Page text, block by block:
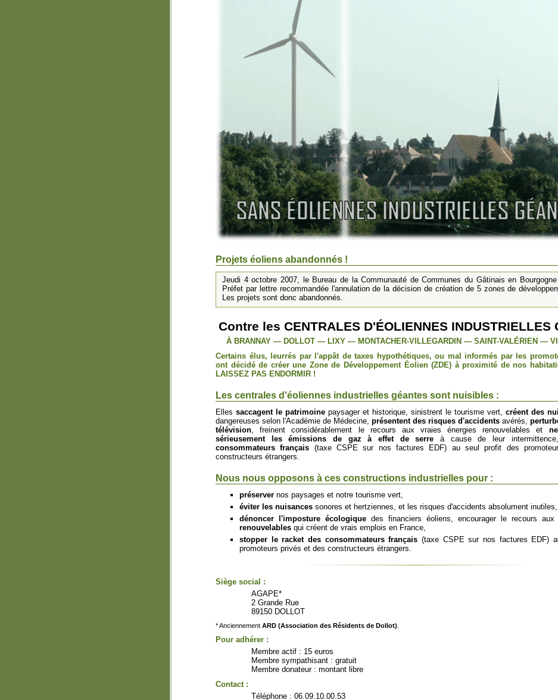
Projets éoliens abandonnés !
Jeudi 4 octobre 2007, le Bureau de la Communauté de Communes du Gâtinais en
Préfet par lettre recommandée l'annulation de la décision de création de 5 zones de
Les projets sont donc abandonnés.
Contre les CENTRALES D'ÉOLIENNES INDUSTRIELLES
À BRANNAY — DOLLOT — LIXY — MONTACHER-VILLEGARDIN — SAINT-VALÉRIEN —
Certains élus, leurrés par l'appât de taxes hypothétiques, ou mal informés par les
ont décidé de créer une Zone de Développement Éolien (ZDE) à proximité de nos
LAISSEZ PAS ENDORMIR !
Les centrales d'éoliennes industrielles géantes sont nuisibles :
Elles saccagent le patrimoine paysager et historique, sinistrent le tourisme vert, créent des
dangereuses selon l'Académie de Médecine, présentent des risques d'accidents avérés,
télévision, freinent considérablement le recours aux vraies énergies renouvelables et
sérieusement les émissions de gaz à effet de serre à cause de leur
consommateurs français (taxe CSPE sur nos factures EDF) au seul profit des
constructeurs étrangers.
Nous nous opposons à ces constructions industrielles pour :
préserver nos paysages et notre tourisme vert,
éviter les nuisances sonores et hertziennes, et les risques d'accidents absolument inutiles,
dénoncer l'imposture écologique des financiers éoliens, encourager le recours aux
renouvelables qui créent de vrais emplois en France,
stopper le racket des consommateurs français (taxe CSPE sur nos factures EDF)
promoteurs privés et des constructeurs étrangers.
Siège social :
AGAPE*
2 Grande Rue
89150 DOLLOT
* Anciennement ARD (Association des Résidents de Dollot)
Pour adhérer :
Membre actif : 15 euros
Membre sympathisant : gratuit
Membre donateur : montant libre
Contact :
Téléphone : 06.09.10.00.53